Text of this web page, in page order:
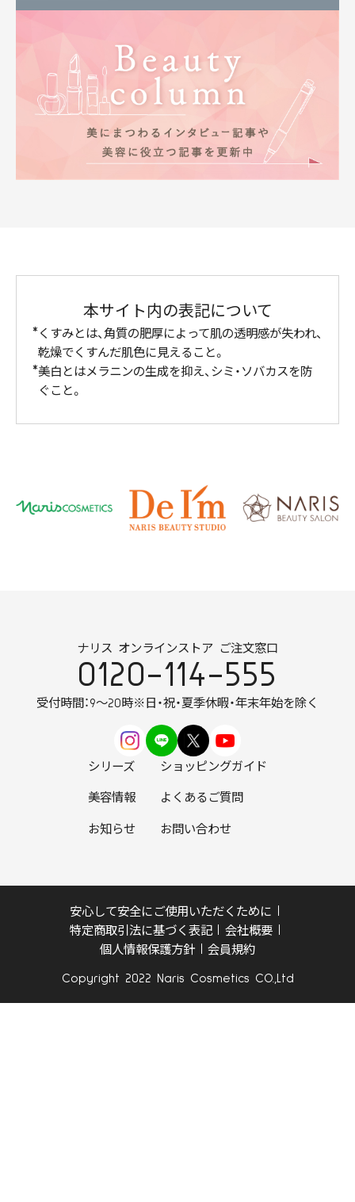
本サイト内の表記について
くすみとは、角質の肥厚によって肌の透明感が失われ、
乾燥でくすんだ肌色に見えること。
美白とはメラニンの生成を抑え、シミ・ソバカスを防
ぐこと。
ナリス オンラインストア ご注文窓口
0120-114-555
受付時間：9～20時※日・祝・夏季休暇・年末年始を除く
シリーズ ショッピングガイド
美容情報 よくあるご質問
お知らせ お問い合わせ
安心して安全にご使用いただくために
特定商取引法に基づく表記
会社概要
個人情報保護方針
会員規約
Copyright 2022 Naris Cosmetics CO.,Ltd